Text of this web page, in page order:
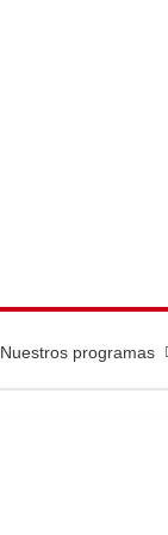
Nuestros programas